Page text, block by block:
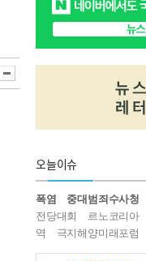
오늘이슈
폭염 중대범죄수사청
전당대회
르노코리아
역
극지해양미래포럼